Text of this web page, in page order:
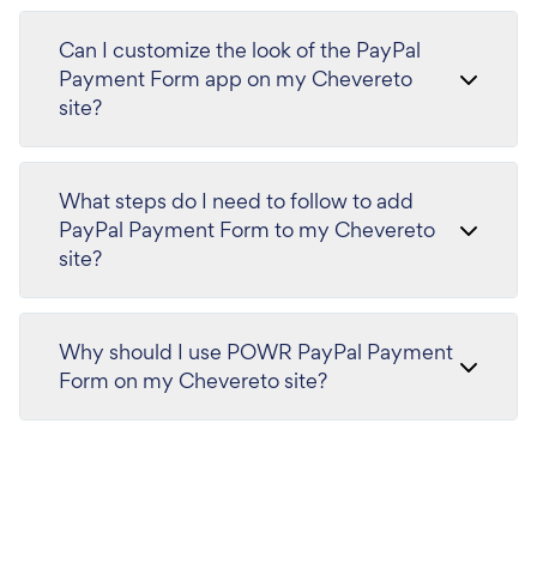
Can I customize the look of the PayPal
Payment Form app on my Chevereto
site?
What steps do I need to follow to add
PayPal Payment Form to my Chevereto
site?
Why should I use POWR PayPal Payment
Form on my Chevereto site?